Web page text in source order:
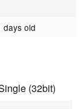
days old
(32bit)